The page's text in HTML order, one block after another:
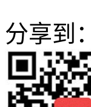
分享到：